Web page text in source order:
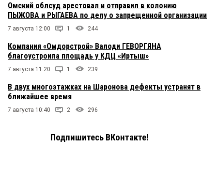
Омский облсуд арестовал и отправил в колонию
ПЫЖОВА и РЫГАЕВА по делу о запрещенной организации
7 августа 12:00 1 244
Компания «Омдорстрой» Валоди ГЕВОРГЯНА
благоустроила площадь у КДЦ «Иртыш»
7 августа 11:20 1 239
В двух многоэтажках на Шаронова дефекты устранят в
ближайшее время
7 августа 10:40 2 296
Подпишитесь ВКонтакте!